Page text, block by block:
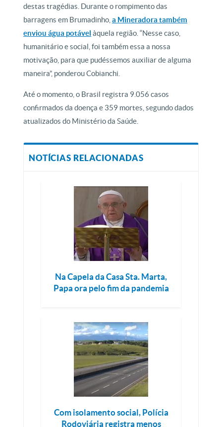
destas tragédias. Durante o rompimento das
barragens em Brumadinho,a Mineradora também
enviou água potável àquela região. “Nesse caso,
humanitário e social, foi também essa a nossa
motivação, para que pudéssemos auxiliar de alguma
maneira”, ponderou Cobianchi.
Até o momento, o Brasil registra 9.056 casos
confirmados da doença e 359 mortes, segundo dados
atualizados do Ministério da Saúde.
NOTÍCIAS RELACIONADAS
Na Capela da Casa Sta. Marta,
Papa ora pelo fim da pandemia
Com isolamento social, Polícia
Rodoviária registra menos